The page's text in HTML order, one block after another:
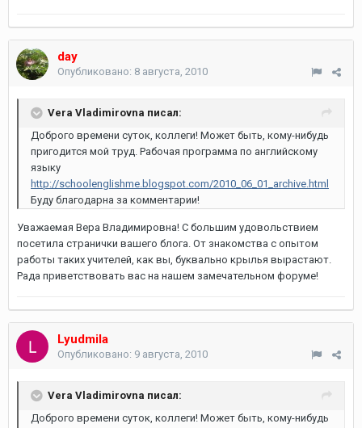
day
Опубликовано: 8 августа, 2010
Vera Vladimirovna писал:
Доброго времени суток, коллеги! Может быть, кому-нибудь
пригодится мой труд. Рабочая программа по английскому
языку
http://schoolenglishme.blogspot.com/2010_06_01_archive.html
Буду благодарна за комментарии!
Уважаемая Вера Владимировна! С большим удовольствием
посетила странички вашего блога. От знакомства с опытом
работы таких учителей, как вы, буквально крылья вырастают.
Рада приветствовать вас на нашем замечательном форуме!
Lyudmila
Опубликовано: 9 августа, 2010
Vera Vladimirovna писал:
Доброго времени суток, коллеги! Может быть, кому-нибудь